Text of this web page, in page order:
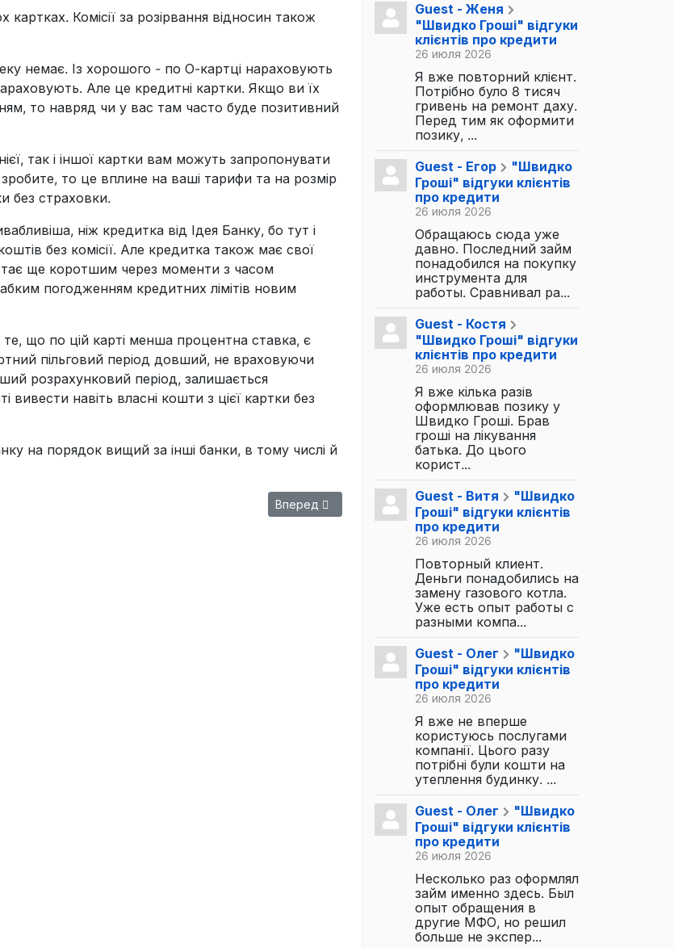
Комісії за розірвання відносин також
немає. Із хорошого - по О-картці нараховують
Але це кредитні картки. Якщо ви їх
то навряд чи у вас там часто буде позитивний
так і іншої картки вам можуть запропонувати
то це вплине на ваші тарифи та на розмір
без страховки.
ніж кредитка від Ідея Банку, бо тут і
без комісії. Але кредитка також має свої
ще коротшим через моменти з часом
погодженням кредитних лімітів новим
що по цій карті менша процентна ставка, є
пільговий період довший, не враховуючи
розрахунковий період, залишається
навіть власні кошти з цієї картки без
на порядок вищий за інші банки, в тому числі й
та які є підводні камені Следующий: Как частному инвестору не потеряться в мире
Вперед
Guest - Женя
"Швидко Гроші" відгуки
клієнтів про кредити
26 июля 2026
Я вже повторний клієнт.
Потрібно було 8 тисяч
гривень на ремонт даху.
Перед тим як оформити
позику, ...
Guest - Егор
"Швидко
Гроші" відгуки клієнтів
про кредити
26 июля 2026
Обращаюсь сюда уже
давно. Последний займ
понадобился на покупку
инструмента для
работы. Сравнивал ра...
Guest - Костя
"Швидко Гроші" відгуки
клієнтів про кредити
26 июля 2026
Я вже кілька разів
оформлював позику у
Швидко Гроші. Брав
гроші на лікування
батька. До цього
корист...
Guest - Витя
"Швидко
Гроші" відгуки клієнтів
про кредити
26 июля 2026
Повторный клиент.
Деньги понадобились на
замену газового котла.
Уже есть опыт работы с
разными компа...
Guest - Олег
"Швидко
Гроші" відгуки клієнтів
про кредити
26 июля 2026
Я вже не вперше
користуюсь послугами
компанії. Цього разу
потрібні були кошти на
утеплення будинку. ...
Guest - Олег
"Швидко
Гроші" відгуки клієнтів
про кредити
26 июля 2026
Несколько раз оформлял
займ именно здесь. Был
опыт обращения в
другие МФО, но решил
больше не экспер...